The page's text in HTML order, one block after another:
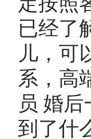
已经了
儿，可
系，高
员 婚
到了什